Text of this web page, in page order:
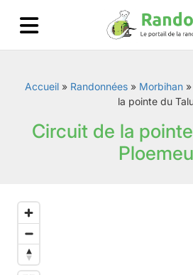
Accueil» Randonnées» Morbihan»
la pointe du
Circuit de la